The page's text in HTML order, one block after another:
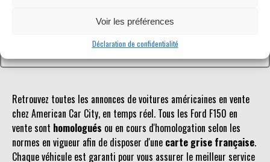
Voir les préférences
Déclaration de confidentialité
Retrouvez toutes les annonces de voitures américaines en vente
chez American Car City, en temps réel. Tous les Ford F150 en
vente sont homologués ou en cours d'homologation selon les
normes en vigueur afin de disposer d'une carte grise française.
Chaque véhicule est garanti pour vous assurer le meilleur service
Retourner à la liste des véhicules en stock